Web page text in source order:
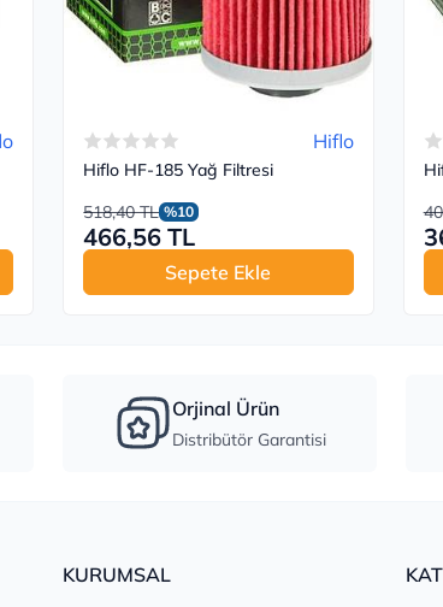
Hiflo
Hiflo HF-185 Yağ Filtresi
518,40 TL %10
466,56 TL
Sepete Ekle
Orjinal Ürün
Distribütör Garantisi
KURUMSAL